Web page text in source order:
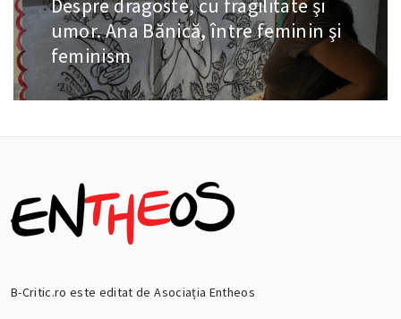
post:
Despre dragoste, cu fragilitate şi
umor. Ana Bănică, între feminin şi
feminism
B-Critic.ro este editat de Asociația Entheos